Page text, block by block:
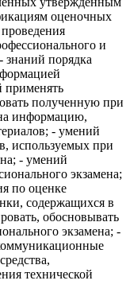
оценочных
и
знаний порядка
применять
полученную при
информацию,
- умений
используемых при
- умений
экзамена;
по оценке
содержащихся в
обосновывать
экзамена; -
технической